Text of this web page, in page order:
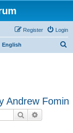
Login
Register
English
Andrew Fomin
Search